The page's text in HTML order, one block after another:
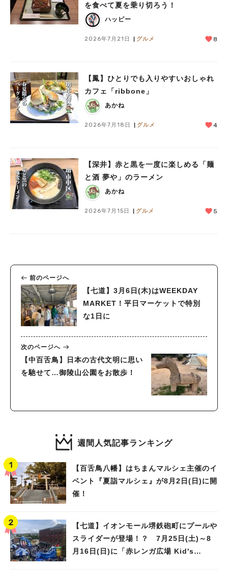
を食べて夏を乗り切ろう！
ハッピー
2026年7月21日 グルメ 8
【鳳】ひとりでも入りやすいおしゃれ
カフェ「ribbone」
あかね
2026年7月18日 グルメ 4
【深井】赤と黒を一度に楽しめる「麺
と酒 夢や」のラーメン
あかね
2026年7月15日 グルメ 5
前のページへ
【七道】3月6日(木)はWEEKDAY
MARKET！平日マーケットで特別
な1日に
次のページへ
【中百舌鳥】日本の古代文明に思い
を馳せて…御陵山公園をお散歩！
週間人気記事ランキング
【百舌鳥八幡】はちまんマルシェ主催のイ
ベント『夏詣マルシェ』が8月2日(日)に開
催！
【七道】イオンモール堺鉄砲町にプールや
スライダーが登場！？ 7月25日(土)～8
月16日(日)に「赤レンガ広場 Kid's